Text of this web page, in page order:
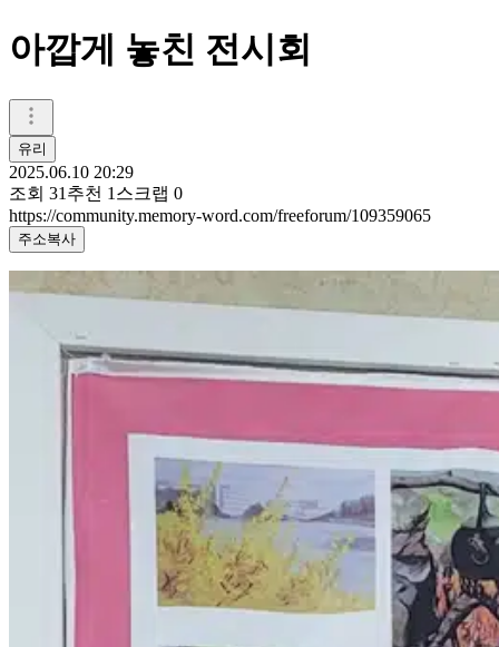
아깝게 놓친 전시회
유리
2025.06.10 20:29
조회 31 추천 1 스크랩 0
https://community.memory-word.com/freeforum/109359065
주소복사